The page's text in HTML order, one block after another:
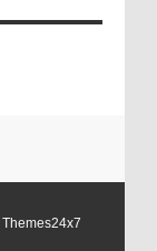
Themes24x7